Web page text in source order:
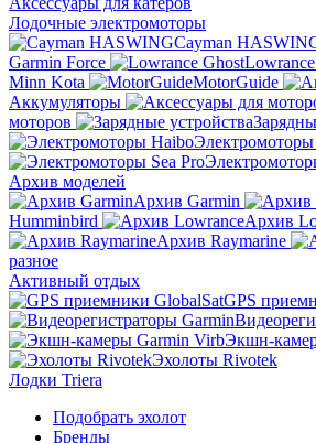
Лодочные электромоторы
Cayman
Garmin Force
Minn Kota
MotorGuide
Аккумуляторы
моторов
Архив моделей
Архив Garmin
Humminbird
Архив
Архив Raymarine
разное
Активный отдых
GPS
Экшн-
Эхолоты Rivotek
Лодки Triera
Подобрать эхолот
Бренды